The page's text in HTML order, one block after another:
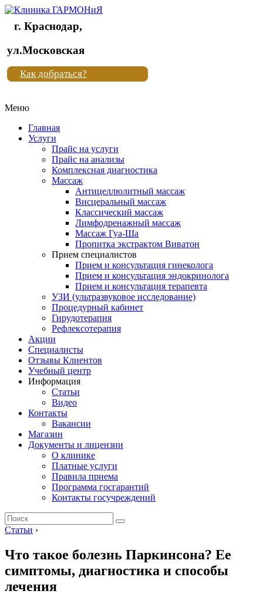
Клиника
"Новая
жизнь"
Клиника
жизнь"
г. Краснодар,
ул.Московская
Как добраться?
Меню
Главная
Услуги
Прайс на услуги
Прайс на анализы
Комплексная диагностика
Массаж
Антицеллюлитный массаж
Висцеральный массаж
Классический массаж
Лимфодренажный массаж
Массаж Гуа-Ша
Пропитка экстрактом Виватон
Прием специалистов
Прием и консультация гинеколога
Прием и консультация эндокринолога
Прием и консультация терапевта
УЗИ (ультразвуковое исследование)
Процедурный кабинет
Гирудотерапия
Рефлексотерапия
Акции
Специалисты
Отзывы Клиентов
Учебный центр
Информация
Статьи
Видео
Контакты
Вакансии
Магазин
Документы и лицензии
О клинике
Платные услуги
Правила приема
Программа госгарантий
Контакты госучреждений
Статьи ›
Что такое болезнь Паркинсона? Ее
симптомы, диагностика и способы
лечения